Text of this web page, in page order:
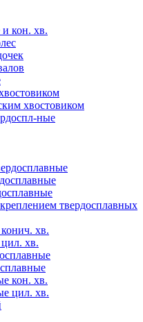
кон. хв.
хвостовиком
ные
твердосплавных
хв.
хв.
кон. хв.
цил. хв.